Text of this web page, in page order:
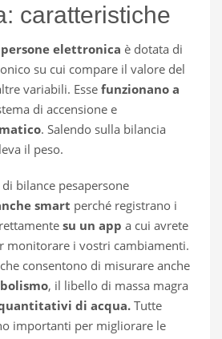
caratteristiche
elettronica è dotata di
su cui compare il valore del
variabili. Esse funzionano a
di accensione e
. Salendo sulla bilancia
il peso.
bilance pesapersone
smart perché registrano i
su un app a cui avrete
monitorare i vostri cambiamenti.
consentono di misurare anche
, il libello di massa magra
di acqua.Tutte
importanti per migliorare le